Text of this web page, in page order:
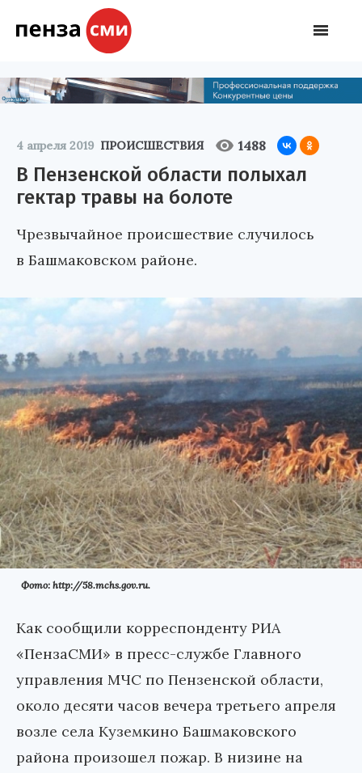
4 апреля 2019 ПРОИСШЕСТВИЯ 1488
В Пензенской области полыхал
гектар травы на болоте
Чрезвычайное происшествие случилось
в Башмаковском районе.
Фото: http://58.mchs.gov.ru.
Как сообщили корреспонденту РИА
«ПензаСМИ» в пресс-службе Главного
управления МЧС по Пензенской области,
около десяти часов вечера третьего апреля
возле села Куземкино Башмаковского
района произошел пожар. В низине на